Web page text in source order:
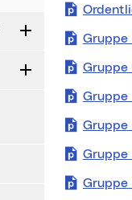
Aufklappen
Aufklappen
Menüpunkt)
Gruppe
Gruppe
Gruppe
Gruppe
Gruppe
Gruppe